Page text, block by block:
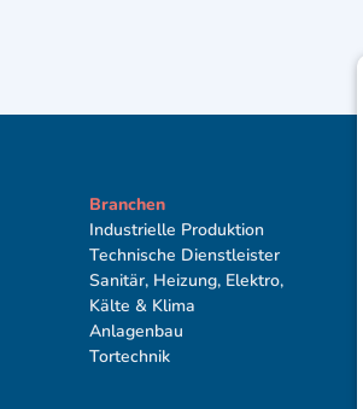
Branchen
Industrielle Produktion
Technische Dienstleister
Sanitär, Heizung, Elektro,
Kälte & Klima
Anlagenbau
Tortechnik